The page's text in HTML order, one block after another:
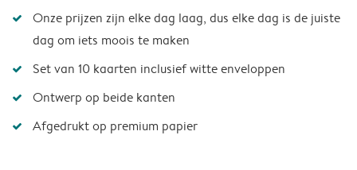
Onze prijzen zijn elke dag laag, dus elke dag is de juiste
dag om iets moois te maken
Set van 10 kaarten inclusief witte enveloppen
Ontwerp op beide kanten
Afgedrukt op premium papier